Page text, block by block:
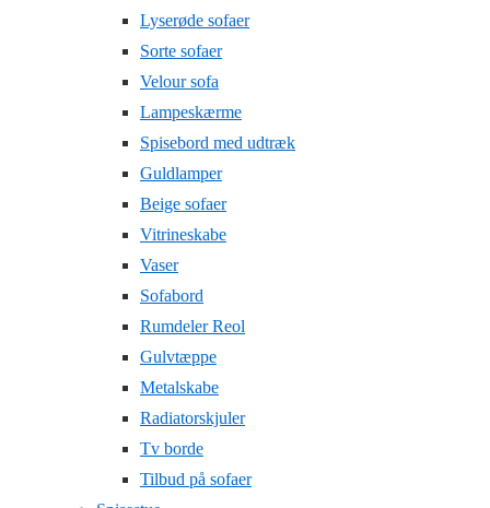
Lyserøde sofaer
Sorte sofaer
Velour sofa
Lampeskærme
Spisebord med udtræk
Guldlamper
Beige sofaer
Vitrineskabe
Vaser
Sofabord
Rumdeler Reol
Gulvtæppe
Metalskabe
Radiatorskjuler
Tv borde
Tilbud på sofaer